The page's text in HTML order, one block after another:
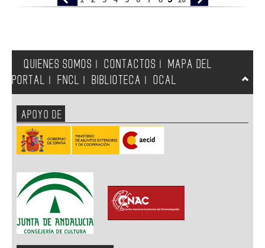
QUIENES SOMOS CONTACTOS
MAPA DEL
PORTAL
FNCL BIBLIOTECA OCAL
APOYO DE